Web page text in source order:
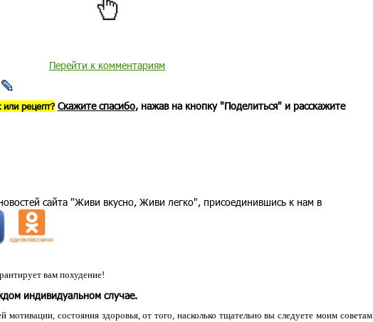
Перейти к комментариям
рецепт? Скажите спасибо, нажав на кнопку "Поделиться" и расскажите
сайта "Живи вкусно, Живи легко", присоединившись к нам в
вам похудение!
индивидуальном случае.
мотивации, состояния здоровья, от того, насколько тщательно вы следуете моим советам